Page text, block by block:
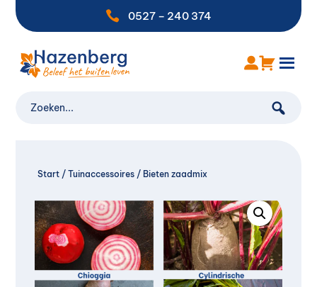
 0527 – 240 374
Start/ Tuinaccessoires/ Bieten zaadmix